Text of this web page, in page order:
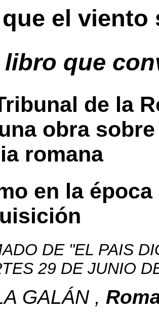
el viento
libro que
de la
obra
romana
en la
DE "EL PAIS
29 DE JUNIO
GALÁN ,